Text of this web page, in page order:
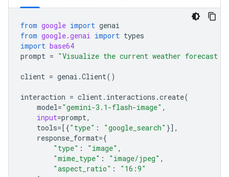
from google import genai
from google.genai import types
import base64
prompt = "Visualize the current weather forecast
client = genai .Client()
interaction = client. interactions .create(
model="gemini-3.1-flash-image" ,
input=prompt,
tools= [{"type" : "google_search" }],
response_format={
"type" : "image" ,
"mime_type" : "image/jpeg" ,
"aspect_ratio" :
"16:9"